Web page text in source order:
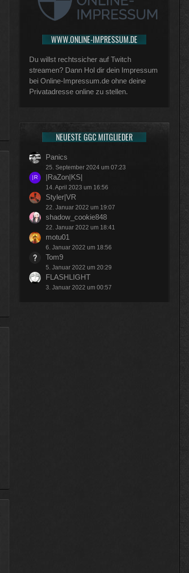
WWW.ONLINE-IMPRESSUM.DE
Du willst rechtssicher auf Twitch
streamen? Dann Hol dir dein Impressum
bei Online-Impressum.de ohne deine
Privatadresse online zu stellen.
NEUESTE GGC MITGLIEDER
Panics
25. September 2024 um 07:23
|RaZon|KS|
14. April 2023 um 16:56
Styler|VR
22. Januar 2022 um 19:07
shadow_cookie848
22. Januar 2022 um 18:41
motu01
6. Januar 2022 um 18:56
Tom9
5. Januar 2022 um 20:29
FLASHLIGHT
3. Januar 2022 um 00:57